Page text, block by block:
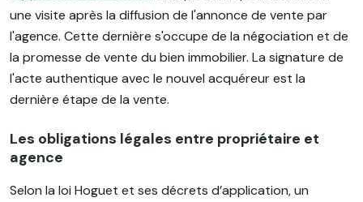
une visite après la diffusion de l'annonce de vente par
l'agence. Cette dernière s'occupe de la négociation et de
la promesse de vente du bien immobilier. La signature de
l'acte authentique avec le nouvel acquéreur est la
dernière étape de la vente.
Les obligations légales entre propriétaire et
agence
Selon la loi Hoguet et ses décrets d’application, un